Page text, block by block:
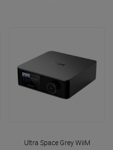
Ultra Space GreyWiiM